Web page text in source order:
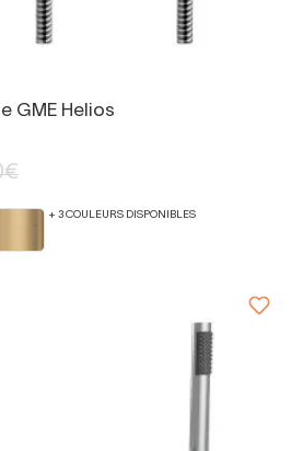
GME Helios
+ 3 COULEURS DISPONIBLES